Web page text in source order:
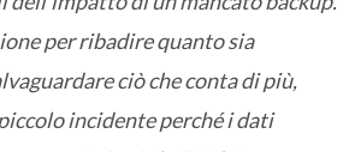
per ribadire quanto sia
ciò che conta di più,
incidente perché i dati